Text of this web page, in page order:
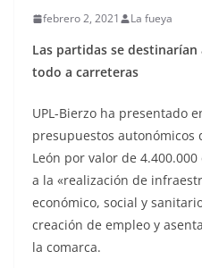
febrero 2, 2021 La fueya
Las partidas se
todo a carreteras
UPL-Bierzo ha presentado
presupuestos autonómicos
León por valor de
a la «realización de
económico, social y
creación de empleo y
la comarca.